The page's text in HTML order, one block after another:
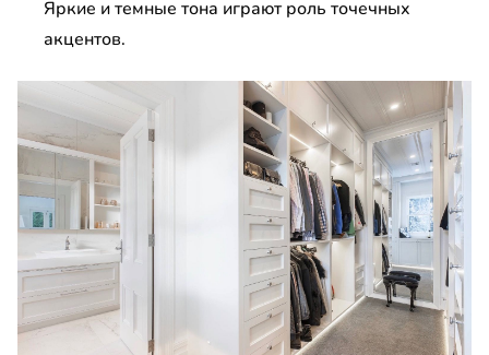
Яркие и темные тона играют роль точечных
акцентов.